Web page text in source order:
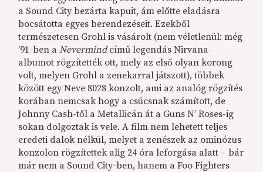
a Sound City bezárta kapuit, ám előtte eladásra
bocsátotta egyes berendezéseit. Ezekből
természetesen Grohl is vásárolt (nem véletlenül: még
’91-ben aNevermindcímű legendás Nirvana-
albumot rögzítették ott, mely az első olyan korong
volt, melyen Grohl a zenekarral játszott), többek
között egy Neve 8028 konzolt, ami az analóg rögzítés
korában nemcsak hogy a csúcsnak számított, de
Johnny Cash-től a Metallicán át a Guns N’ Roses-ig
sokan dolgoztak is vele. A film nem lehetett teljes
eredeti dalok nélkül, melyet a zenészek az ominózus
konzolon rögzítettek alig 24 óra leforgása alatt – bár
már nem a Sound City-ben, hanem a Foo Fighters